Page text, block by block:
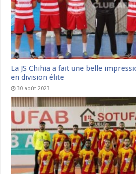
La JS Chihia a fait une belle
en division élite
30 août 2023